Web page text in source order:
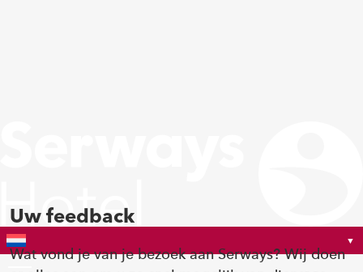
Uw feedback
Wat vond je van je bezoek aan Serways? Wij doen